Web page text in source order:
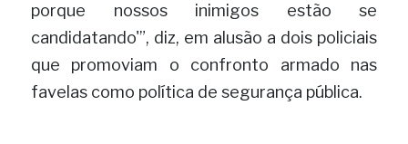
porque nossos inimigos estão se
candidatando'”, diz, em alusão a dois policiais
que promoviam o confronto armado nas
favelas como política de segurança pública.